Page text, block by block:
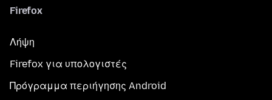
Firefox
Λήψη
Firefox για υπολογιστές
Πρόγραμμα περιήγησης Android